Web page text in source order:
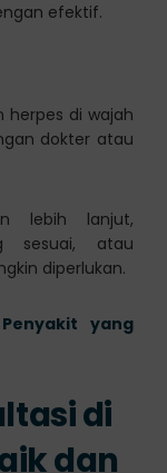
efektif.
herpes di wajah
dokter atau
lebih lanjut,
sesuai, atau
diperlukan.
yang
di
dan